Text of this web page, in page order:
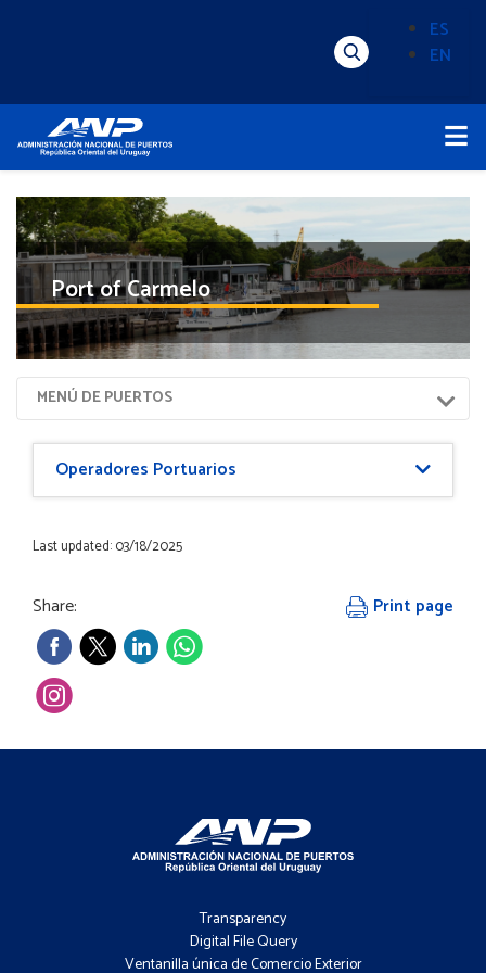
idioma
(Content)
ES
EN
Menú
Principal
Port of Carmelo
Menú
Sección
Puerto
MENÚ DE PUERTOS
Operadores Portuarios
Last updated: 03/18/2025
Share: Print page
-
Menú
Transparency
Digital File Query
Ventanilla única de Comercio Exterior